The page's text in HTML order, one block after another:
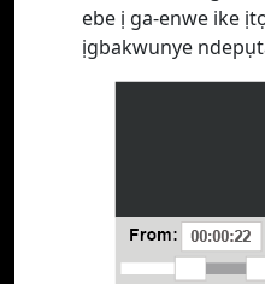
ebe ị ga-enwe ike
ịgbakwunye